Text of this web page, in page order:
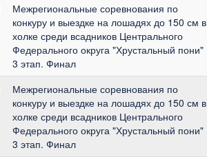
Межрегиональные соревнования по
конкуру и выездке на лошадях до 150 см в
холке среди всадников Центрального
Федерального округа "Хрустальный пони"
3 этап. Финал
Межрегиональные соревнования по
конкуру и выездке на лошадях до 150 см в
холке среди всадников Центрального
Федерального округа "Хрустальный пони"
3 этап. Финал